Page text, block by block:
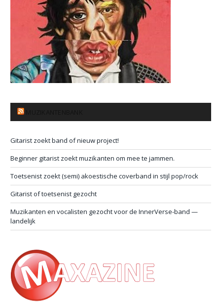
Gitarist zoekt band of nieuw project!
Beginner gitarist zoekt muzikanten om mee te jammen.
Toetsenist zoekt (semi) akoestische coverband in stijl pop/rock
Gitarist of toetsenist gezocht
Muzikanten en vocalisten gezocht voor de InnerVerse-band —
landelijk